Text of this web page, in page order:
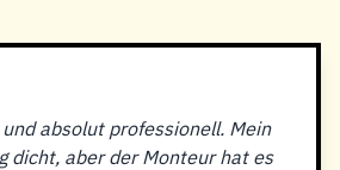
absolut professionell. Mein
dicht, aber der Monteur hat es